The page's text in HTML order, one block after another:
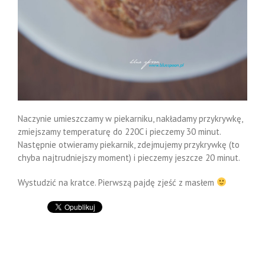
Naczynie umieszczamy w piekarniku, nakładamy przykrywkę,
zmiejszamy temperaturę do 220C i pieczemy 30 minut.
Następnie otwieramy piekarnik, zdejmujemy przykrywkę (to
chyba najtrudniejszy moment) i pieczemy jeszcze 20 minut.
Wystudzić na kratce. Pierwszą pajdę zjeść z masłem